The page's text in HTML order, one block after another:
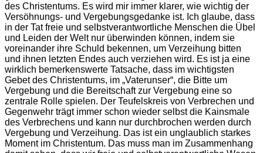
des Christentums. Es wird mir immer klarer, wie wichtig der
Versöhnungs- und Vergebungsgedanke ist. Ich glaube, dass
in der Tat freie und selbstverantwortliche Menschen die Übel
und Leiden der Welt nur überwinden können, indem sie
voreinander ihre Schuld bekennen, um Verzeihung bitten
und ihnen letzten Endes auch verziehen wird. Es ist ja eine
wirklich bemerkenswerte Tatsache, dass im wichtigsten
Gebet des Christentums, im „Vaterunser“, die Bitte um
Vergebung und die Bereitschaft zur Vergebung eine so
zentrale Rolle spielen. Der Teufelskreis von Verbrechen und
Gegenwehr trägt immer schon wieder selbst die Kainsmale
des Verbrechens und kann nur durchbrochen werden durch
Vergebung und Verzeihung. Das ist ein unglaublich starkes
Moment im Christentum. Das muss man im Zusammenhang